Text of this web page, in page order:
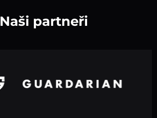
Naši partneři